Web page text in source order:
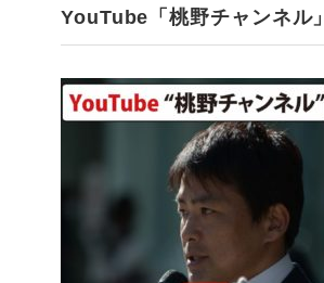
YouTube「桃野チャンネル」